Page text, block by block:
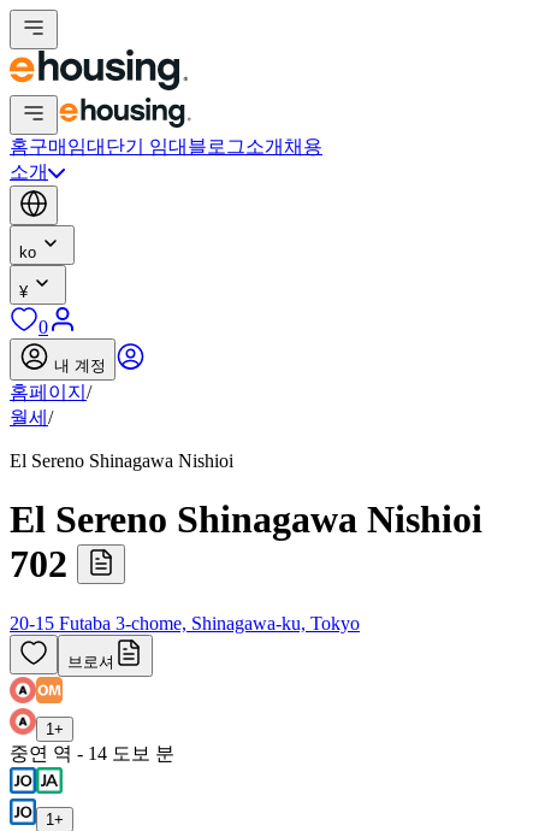
홈구매 임대 단기 임대 블로그소개 채용
소개
ko
¥
0
내 계정
홈페이지 /
월세 /
El Sereno Shinagawa Nishioi
El Sereno Shinagawa Nishioi
702
20-15 Futaba 3-chome, Shinagawa-ku, Tokyo
브로셔
1 +
중연 역 - 14 도보 분
1 +